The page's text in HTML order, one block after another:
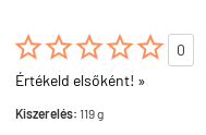

0
Értékeld elsőként! »
Kiszerelés: 119 g